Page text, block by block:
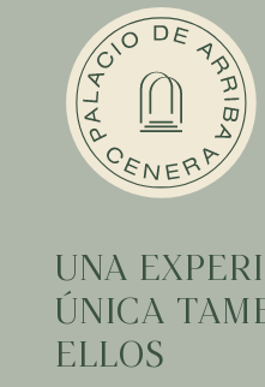
UNA
ÚNICA
ELLOS